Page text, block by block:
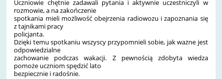
Uczniowie chętnie zadawali pytania i aktywnie uczestniczyli w
rozmowie, a na zakończenie
spotkania mieli możliwość obejrzenia radiowozu i zapoznania się
z tajnikami pracy
policjanta.
Dzięki temu spotkaniu wszyscy przypomnieli sobie, jak ważne jest
odpowiedzialne
zachowanie podczas wakacji. Z pewnością zdobyta wiedza
pomoże uczniom spędzić lato
bezpiecznie i radośnie.